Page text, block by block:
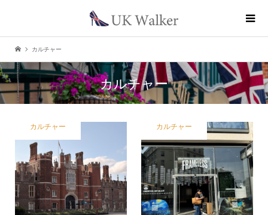
カルチャー
カルチャー
カルチャー カルチャー